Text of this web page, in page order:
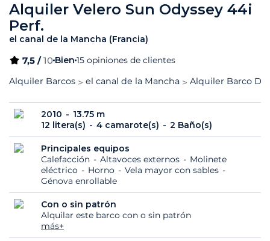
Alquiler Velero Sun Odyssey 44i
Perf.
el canal de la Mancha (Francia)
7,5 /10 Bien 15 opiniones de clientes
Alquiler Barcos
el canal de la Mancha Alquiler Barco
2010
13.75 m
12 litera(s)
4 camarote(s) 2 Baño(s)
Principales equipos
Calefacción
Altavoces externos
Molinete
eléctrico
Horno
Vela mayor con sables
Génova enrollable
Con o sin patrón
Alquilar este barco con o sin patrón
más+